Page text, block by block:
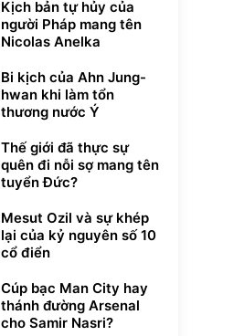
Kịch bản tự hủy của
người Pháp mang tên
Nicolas Anelka
Bi kịch của Ahn Jung-
hwan khi làm tổn
thương nước Ý
Thế giới đã thực sự
quên đi nỗi sợ mang tên
tuyển Đức?
Mesut Ozil và sự khép
lại của kỷ nguyên số 10
cổ điển
Cúp bạc Man City hay
thánh đường Arsenal
cho Samir Nasri?